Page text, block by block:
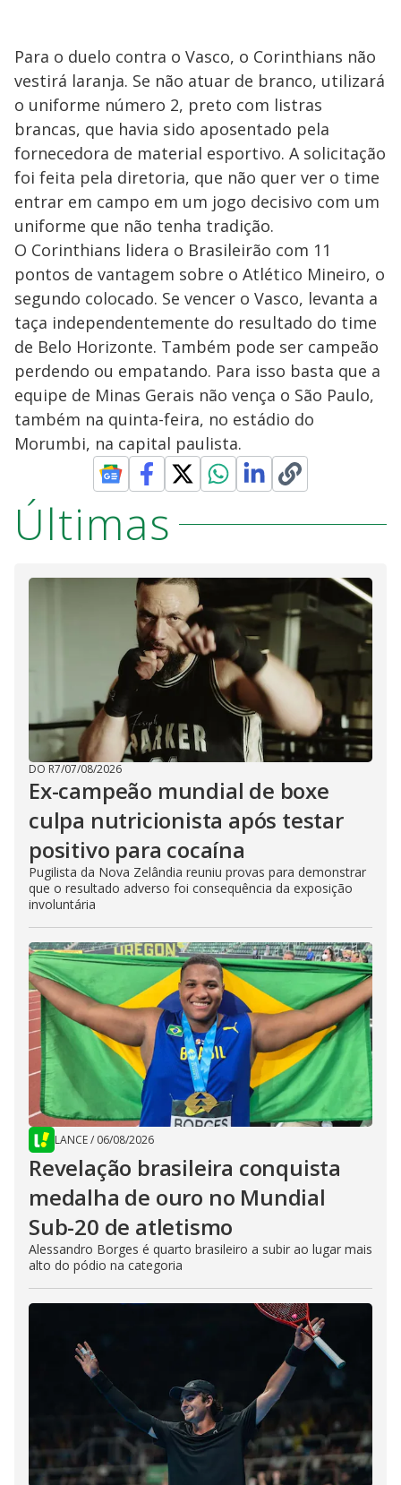
Para o duelo contra o Vasco, o Corinthians não
vestirá laranja. Se não atuar de branco, utilizará
o uniforme número 2, preto com listras
brancas, que havia sido aposentado pela
fornecedora de material esportivo. A solicitação
foi feita pela diretoria, que não quer ver o time
entrar em campo em um jogo decisivo com um
uniforme que não tenha tradição.
O Corinthians lidera o Brasileirão com 11
pontos de vantagem sobre o Atlético Mineiro, o
segundo colocado. Se vencer o Vasco, levanta a
taça independentemente do resultado do time
de Belo Horizonte. Também pode ser campeão
perdendo ou empatando. Para isso basta que a
equipe de Minas Gerais não vença o São Paulo,
também na quinta-feira, no estádio do
Morumbi, na capital paulista.
Últimas
DO R7/07/08/2026
Ex-campeão mundial de boxe
culpa nutricionista após testar
positivo para cocaína
Pugilista da Nova Zelândia reuniu provas para demonstrar
que o resultado adverso foi consequência da exposição
involuntária
LANCE/ 06/08/2026
Revelação brasileira conquista
medalha de ouro no Mundial
Sub-20 de atletismo
Alessandro Borges é quarto brasileiro a subir ao lugar mais
alto do pódio na categoria